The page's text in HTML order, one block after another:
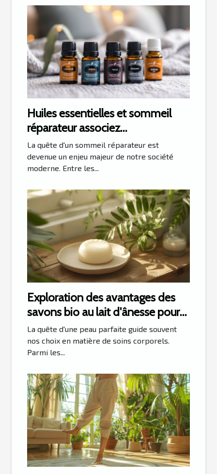
Huiles essentielles et sommeil
réparateur associez
aromathérapie et relaxation
nocturne
La quête d'un sommeil réparateur est
devenue un enjeu majeur de notre société
moderne. Entre les...
Exploration des avantages des
savons bio au lait d'ânesse pour
la peau
La quête d'une peau parfaite guide souvent
nos choix en matière de soins corporels.
Parmi les...